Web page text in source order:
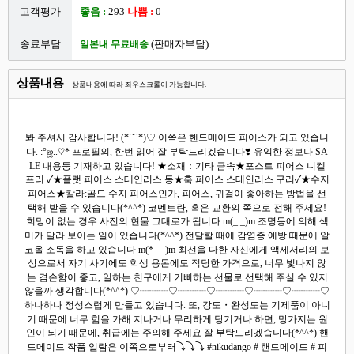
고객평가 좋음 : 293 나쁨 : 0
송료부담 일본내 무료배송 (판매자부담)
상품내용 상품내용에 따라 좌우스크롤이 가능합니다.
봐 주셔서 감사합니다! (*´˘`*)♡ 이쪽은 핸드메이드 피어스가 되고 있습니
다. :°ஐ..♡* 프로필의, 한번 읽어 잘 부탁드리겠습니다❣️ 유익한 정보나 SA
LE 내용등 기재하고 있습니다! ★소재：기타 금속★포스트 피어스 니켈
프리 ✓★플랫 피어스 스테인리스 동★훅 피어스 스테인리스 구리✓★수지
피어스★칼라:골드 수지 피어스인가, 피어스, 귀걸이 좋아하는 방법을 선
택해 받을 수 있습니다(*^^*) 코멘트란, 혹은 교환의 쪽으로 전해 주세요!
희망이 없는 경우 사진의 현물 그대로가 됩니다 m(_ _)m 조명등에 의해 색
미가 달라 보이는 일이 있습니다(*^^*) 전달할 때에 감염증 예방 때문에 알
코올 소독을 하고 있습니다 m(*_ _)m 최선을 다한 자신에게 액세서리의 보
상으로서 자기 사기에도 학생 용돈에도 적당한 가격으로, 너무 빛나지 않
는 겸손함이 좋고, 일하는 친구에게 기뻐하는 선물로 선택해 주실 수 있지
않을까 생각합니다(*^^*) ♡┈┈┈♡┈┈┈♡┈┈┈♡┈┈┈♡┈┈┈♡
하나하나 정성스럽게 만들고 있습니다. 또, 강도・완성도는 기제품이 아니
기 때문에 너무 힘을 가해 지나거나 무리하게 당기거나 하면, 망가지는 원
인이 되기 때문에, 취급에는 주의해 주세요 잘 부탁드리겠습니다(*^^*) 핸
드메이드 작품 일람은 이쪽으로부터⤵⤵⤵ #nikudango # 핸드메이드 # 피